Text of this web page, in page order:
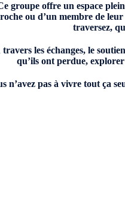
groupe offre un espace
ou d’un membre de
traversez,
travers les échanges, le
qu’ils ont perdue,
n’avez pas à vivre tout ça